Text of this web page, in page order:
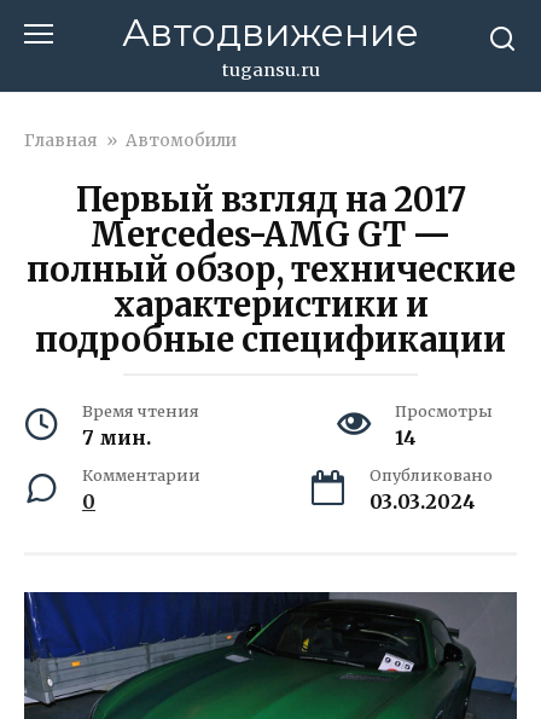
Автодвижение
tugansu.ru
Главная » Автомобили
Первый взгляд на 2017
Mercedes-AMG GT —
полный обзор, технические
характеристики и
подробные спецификации
Время чтения
7 мин.
Просмотры
14
Комментарии
0
Опубликовано
03.03.2024